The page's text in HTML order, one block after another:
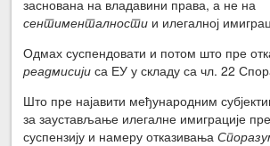
заснована на владавини права, а не на
сентименталности и илегалној
Одмах суспендовати и потом што пре
реадмисији са ЕУ у складу са чл. 22
Што пре најавити међународним
за заустављање илегалне имиграције
суспензију и намеру отказивања